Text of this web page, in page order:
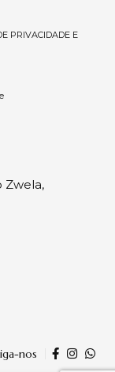
PRIVACIDADE E
Zwela,
nos